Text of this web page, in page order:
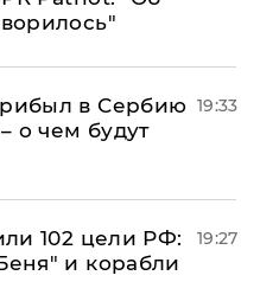
в Сербию
о чем будут
19:33
102 цели РФ:
и корабли
19:27